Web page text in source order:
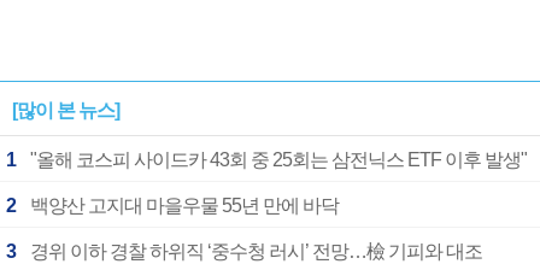
[많이 본 뉴스]
1 "올해 코스피 사이드카 43회 중 25회는 삼전닉스 ETF 이후 발생"
2 백양산 고지대 마을우물 55년 만에 바닥
3 경위 이하 경찰 하위직 ‘중수청 러시’ 전망…檢 기피와 대조